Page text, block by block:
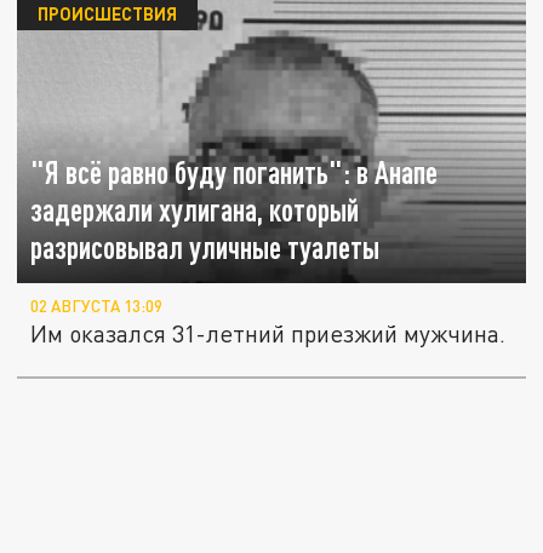
"Я всё равно буду поганить": в Анапе
задержали хулигана, который
разрисовывал уличные туалеты
ПРОИСШЕСТВИЯ
02 АВГУСТА 13:09
Им оказался 31-летний приезжий мужчина.